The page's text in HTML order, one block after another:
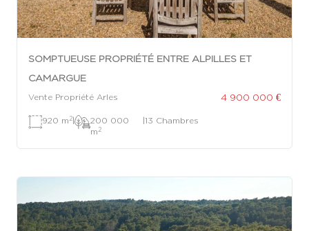
SOMPTUEUSE PROPRIÉTÉ ENTRE ALPILLES ET
CAMARGUE
Vente Propriété Arles 4 900 000 €
920 m 2|
200 000
m 2
|13 Chambres